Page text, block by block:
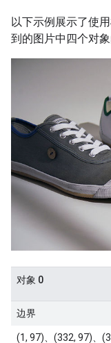
以下示例展示了使
到的图片中四个对象
对象 0
边界
(1, 97)、(332, 97)、